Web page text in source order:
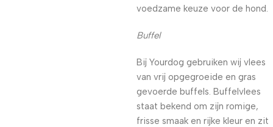
voedzame keuze voor de hond.
Buffel
Bij Yourdog gebruiken wij vlees
van vrij opgegroeide en gras
gevoerde buffels. Buffelvlees
staat bekend om zijn romige,
frisse smaak en rijke kleur en zit